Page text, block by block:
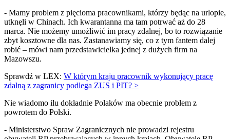
- Mamy problem z pięcioma pracownikami, którzy będąc na urlopie,
utknęli w Chinach. Ich kwarantanna ma tam potrwać aż do 28
marca. Nie możemy umożliwić im pracy zdalnej, bo to rozwiązanie
zbyt kosztowne dla nas. Zastanawiamy się, co z tym fantem dalej
robić – mówi nam przedstawicielka jednej z dużych firm na
Mazowszu.
Sprawdź w LEX: W którym kraju pracownik wykonujący pracę
zdalną z zagranicy podlega ZUS i PIT? >
Nie wiadomo ilu dokładnie Polaków ma obecnie problem z
powrotem do Polski.
- Ministerstwo Spraw Zagranicznych nie prowadzi rejestru